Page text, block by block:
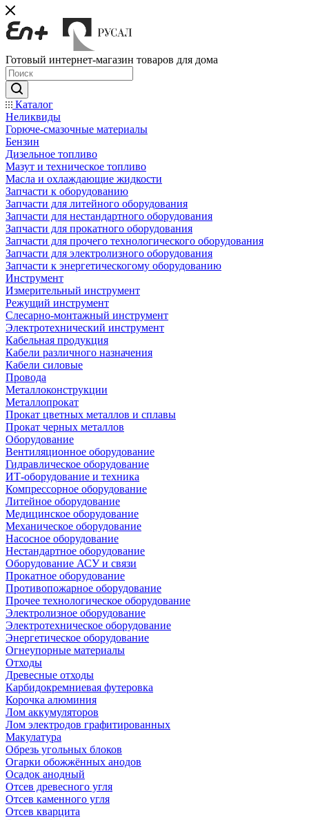
Готовый интернет-магазин товаров для дома
Каталог
Неликвиды
Горюче-смазочные материалы
Бензин
Дизельное топливо
Мазут и техническое топливо
Масла и охлаждающие жидкости
Запчасти к оборудованию
Запчасти для литейного оборудования
Запчасти для нестандартного оборудования
Запчасти для прокатного оборудования
Запчасти для прочего технологического оборудования
Запчасти для электролизного оборудования
Запчасти к энергетическогому оборудованию
Инструмент
Измерительный инструмент
Режущий инструмент
Слесарно-монтажный инструмент
Электротехнический инструмент
Кабельная продукция
Кабели различного назначения
Кабели силовые
Провода
Металлоконструкции
Металлопрокат
Прокат цветных металлов и сплавы
Прокат черных металлов
Оборудование
Вентиляционное оборудование
Гидравлическое оборудование
ИТ-оборудование и техника
Компрессорное оборудование
Литейное оборудование
Медицинское оборудование
Механическое оборудование
Насосное оборудование
Нестандартное оборудование
Оборудование АСУ и связи
Прокатное оборудование
Противопожарное оборудование
Прочее технологическое оборудование
Электролизное оборудование
Электротехническое оборудование
Энергетическое оборудование
Огнеупорные материалы
Отходы
Древесные отходы
Карбидокремниевая футеровка
Корочка алюминия
Лом аккумуляторов
Лом электродов графитированных
Макулатура
Обрезь угольных блоков
Огарки обожжённых анодов
Осадок анодный
Отсев древесного угля
Отсев каменного угля
Отсев кварцита